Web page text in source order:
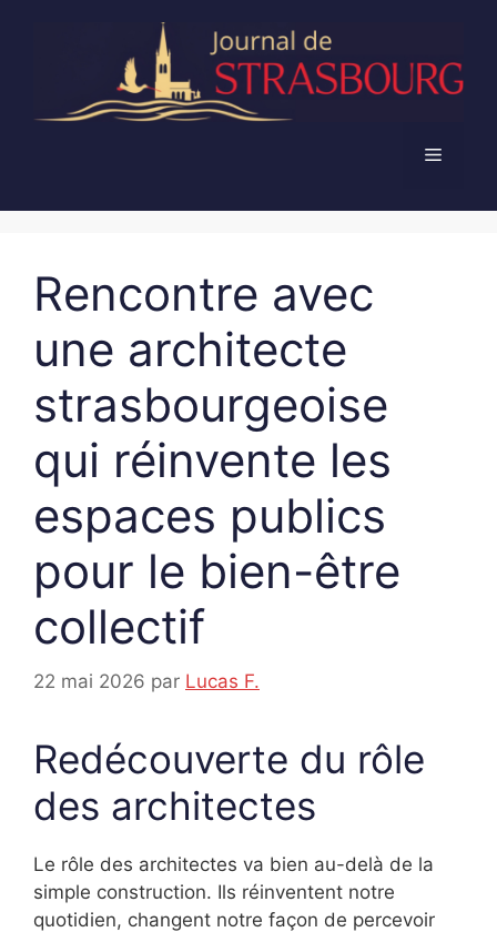
Menu
Rencontre avec
une architecte
strasbourgeoise
qui réinvente les
espaces publics
pour le bien-être
collectif
22 mai 2026 par Lucas F.
Redécouverte du rôle
des architectes
Le rôle des architectes va bien au-delà de la
simple construction. Ils réinventent notre
quotidien, changent notre façon de percevoir